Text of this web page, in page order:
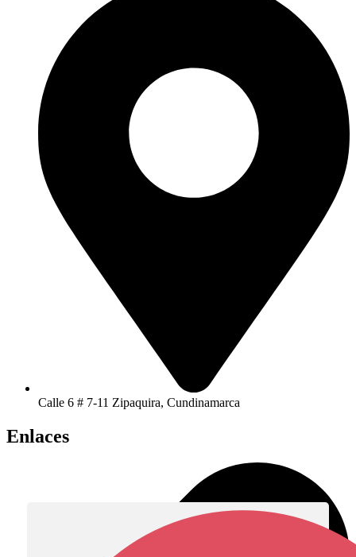
Calle 6 # 7-11 Zipaquira, Cundinamarca
Enlaces